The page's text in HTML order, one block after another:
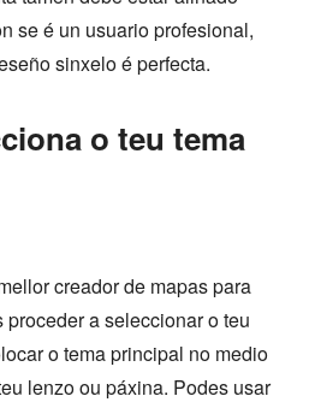
se é un usuario profesional,
sinxelo é perfecta.
o teu tema
creador de mapas para
a seleccionar o teu
o tema principal no medio
lenzo ou páxina. Podes usar